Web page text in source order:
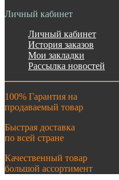
Личный кабинет
Личный кабинет
История заказов
Мои закладки
Рассылка новостей
100% Гарантия на
продаваемый товар
Быстрая доставка
по всей стране
Качественный товар
большой ассортимент